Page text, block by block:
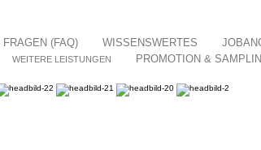
FRAGEN (FAQ) WISSENSWERTES
WEITERE LEISTUNGEN PROMOTION &